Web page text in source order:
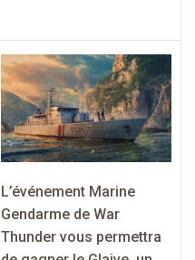
L’événement Marine
Gendarme de War
Thunder vous permettra